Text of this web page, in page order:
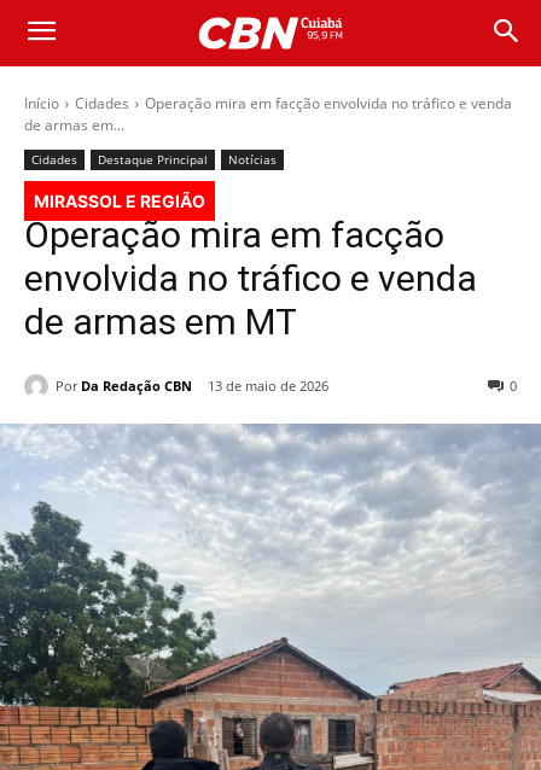
Início Cidades
Operação mira em facção envolvida no tráfico e venda
de armas em...
Cidades Destaque Principal Notícias
MIRASSOL E REGIÃO
Operação mira em facção
envolvida no tráfico e venda
de armas em MT
Por Da Redação CBN 13 de maio de 2026 0